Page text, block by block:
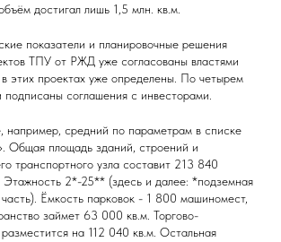
достигал лишь 1,5 млн. кв.м.
показатели и планировочные решения
ТПУ от РЖД уже согласованы властями
этих проектах уже определены. По четырем
подписаны соглашения с инвесторами.
средний по параметрам в списке
Общая площадь зданий, строений и
транспортного узла составит 213 840
Этажность 2*-25** (здесь и далее: *подземная
Ёмкость парковок - 1 800 машиномест,
займет 63 000 кв.м. Торгово-
на 112 040 кв.м. Остальная